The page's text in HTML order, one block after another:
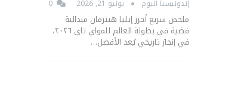
إندونيسيا اليوم يونيو 21, 2026
ملخص سريع أحرز إيليا هينزمان ميدالية
فضية في بطولة العالم للمواي تاي ٢٠٢٦،
في إنجاز تاريخي يُعد الأفضل…